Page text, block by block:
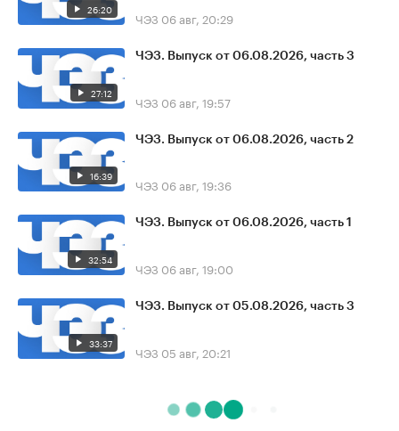
26:20 ЧЭЗ 06 авг, 20:29
27:12
ЧЭЗ. Выпуск от 06.08.2026, часть 3
ЧЭЗ 06 авг, 19:57
16:39
ЧЭЗ. Выпуск от 06.08.2026, часть 2
ЧЭЗ 06 авг, 19:36
32:54
ЧЭЗ. Выпуск от 06.08.2026, часть 1
ЧЭЗ 06 авг, 19:00
33:37
ЧЭЗ. Выпуск от 05.08.2026, часть 3
ЧЭЗ 05 авг, 20:21